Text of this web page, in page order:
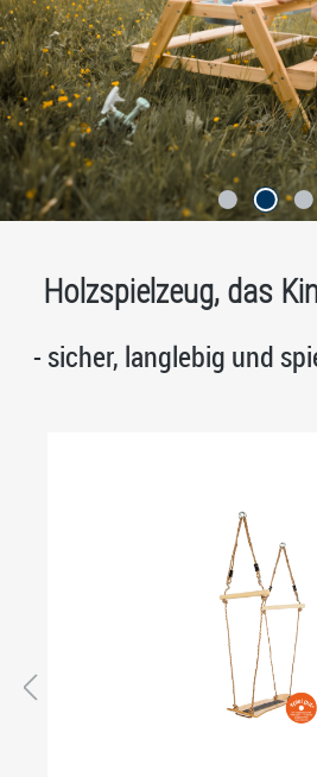
Holzspielzeug, das
- sicher, langlebig und